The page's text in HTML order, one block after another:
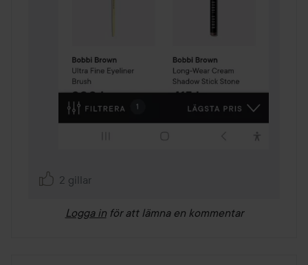
2 gillar
Logga in för att lämna en kommentar